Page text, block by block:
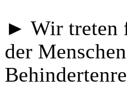
► Wir treten
der